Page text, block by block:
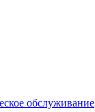
обслуживание